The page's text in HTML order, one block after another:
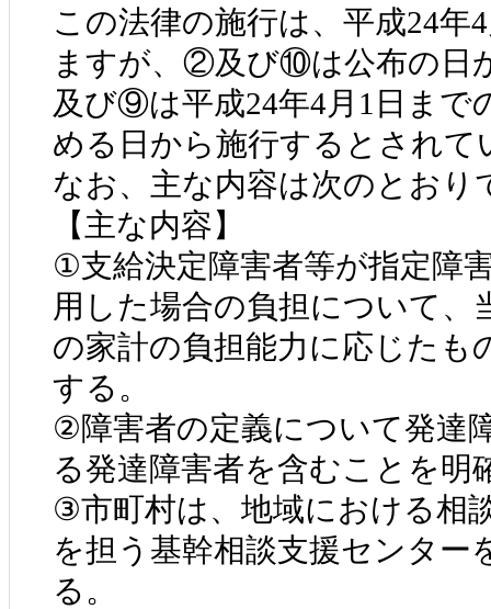
この法律の施行は、平成24年
ますが、②及び⑩は公布の
及び⑨は平成24年4月1日まで
める日から施行するとされて
なお、主な内容は次のとおり
【主な内容】
①支給決定障害者等が指定障
用した場合の負担について、
の家計の負担能力に応じたも
する。
②障害者の定義について発達
る発達障害者を含むことを明
③市町村は、地域における相
を担う基幹相談支援センター
る。